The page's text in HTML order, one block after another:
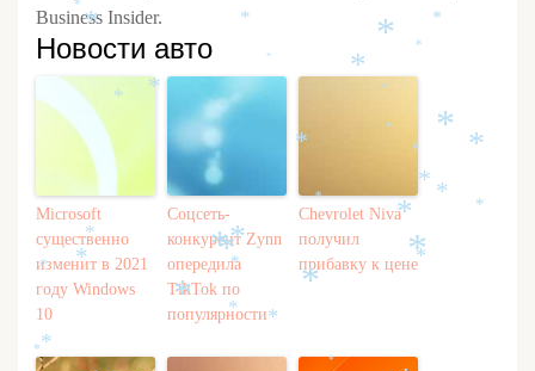
Business Insider.
Новости авто
Microsoft
существенно
изменит в 2021
году Windows
10
Соцсеть-
конкурент Zynn
опередила
TikTok по
популярности
Chevrolet Niva
получил
прибавку к цене
*
*
*
*
*
*
*
*
*
*
*
*
*
*
*
*
*
*
*
*
*
*
*
*
*
* *
*
*
*
*
*
*
*
*